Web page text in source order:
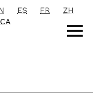
ES FR
ZH